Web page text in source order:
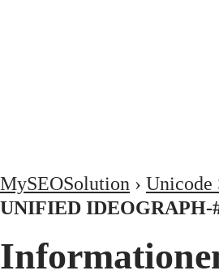
MySEOSolution › Unicode
UNIFIED IDEOGRAPH-